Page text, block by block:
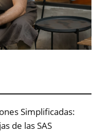
Simplificadas:
de las SAS